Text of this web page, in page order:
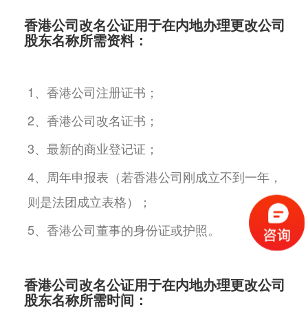
香港公司改名公证用于在内地办理更改公司
股东名称所需资料：
1、香港公司注册证书；
2、香港公司改名证书；
3、最新的商业登记证；
4、周年申报表（若香港公司刚成立不到一年，
则是法团成立表格）；
5、香港公司董事的身份证或护照。
香港公司改名公证用于在内地办理更改公司
股东名称所需时间：